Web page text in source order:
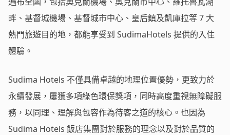
畔、基督城機場、基督城市中心、皇后鎮及凱庫拉等 7 大
熱門旅遊目的地，都能享受到 SudimaHotels 提供的入住
體驗。
Sudima Hotels 不僅具備卓越的地理位置優勢，更致力於
永續發展，屢獲多項綠色環保獎項，同時高度重視無障礙服
務，以同理、理解與包容作為待客之道的核心。也因為
Sudima Hotels 飯店集團對於服務的理念以及對於品質的